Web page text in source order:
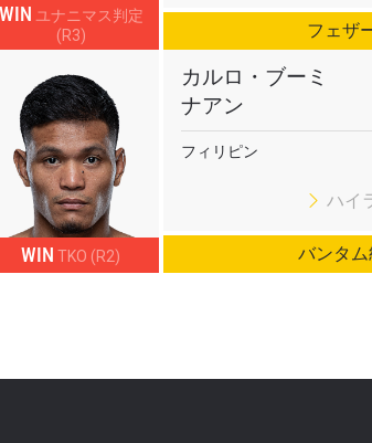
フェザ
WIN ユナニマス判定
(R3)
バンタ
WIN TKO (R2)
カルロ・ブーミ
ナアン
フィリピン
ハイ